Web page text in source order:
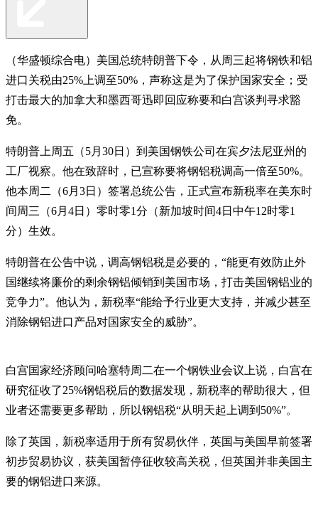
（华盛顿综合电）美国总统特朗普下令，从周三起将钢铁和铝
进口关税由25%上调至50%，声称这是为了保护国家安全；受
打击最大的加拿大和墨西哥迅即回应称要和白宫谈判寻求豁
免。
特朗普上周五（5月30日）到美国钢铁公司在宾夕法尼亚州的
工厂视察。他在致辞时，已宣称要将钢铝税调高一倍至50%。
他本周二（6月3日）签署总统公告，正式宣布新税率在美东时
间周三（6月4日）零时零1分（新加坡时间4日中午12时零1
分）生效。
特朗普在公告中说，调高钢铝税是必要的，“能更有效防止外
国继续将廉价的剩余钢铝倾销到美国市场，打击美国钢铝业的
竞争力”。他认为，新税率“能给予行业更大支持，并减少甚至
消除钢铝进口产品对国家安全的威胁”。
白宫国家经济顾问哈塞特周二在一个钢铁业会议上说，白宫在
研究征收了25%钢铝税后的数据发现，新税率的帮助很大，但
业者还需要更多帮助，所以钢铝税“从明天起上调到50%”。
除了英国，新税率适用于所有贸易伙伴，英国与美国早前签署
初步贸易协议，获美国暂停征收较高关税，但英国并非美国主
要的钢铝进口来源。